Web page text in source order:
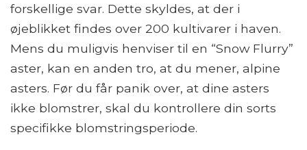
forskellige svar. Dette skyldes, at der i
øjeblikket findes over 200 kultivarer i haven.
Mens du muligvis henviser til en “Snow Flurry”
aster, kan en anden tro, at du mener, alpine
asters. Før du får panik over, at dine asters
ikke blomstrer, skal du kontrollere din sorts
specifikke blomstringsperiode.